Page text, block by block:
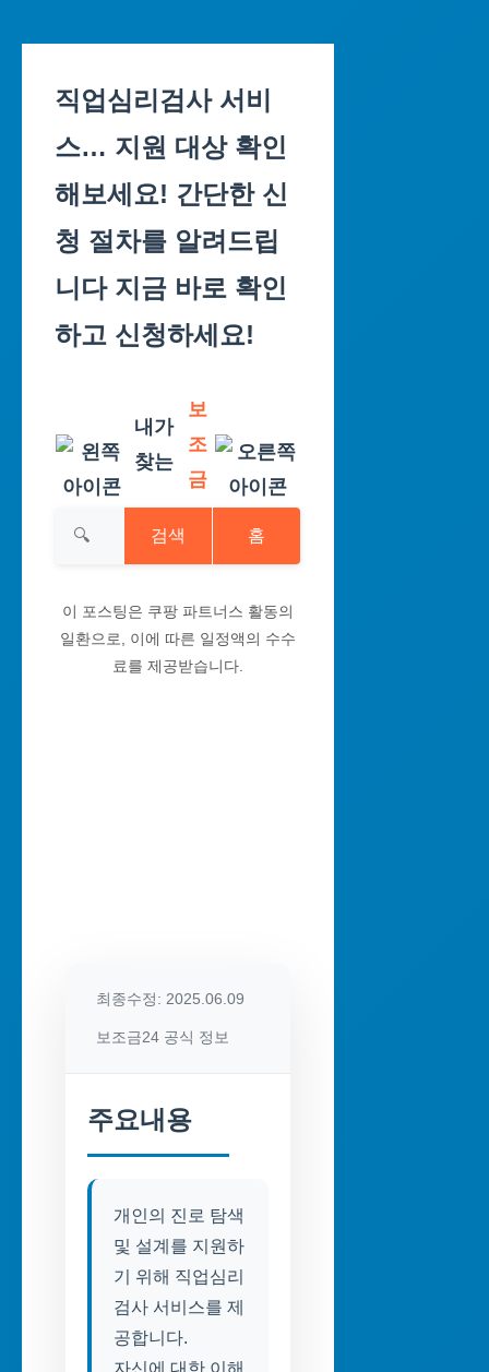
content
직업심리검사 서비
스… 지원 대상 확인
해보세요! 간단한 신
청 절차를 알려드립
니다 지금 바로 확인
하고 신청하세요!
내가
찾는
보
조
금
검색 홈
이 포스팅은 쿠팡 파트너스 활동의
일환으로, 이에 따른 일정액의 수수
료를 제공받습니다.
최종수정: 2025.06.09
보조금24 공식 정보
주요내용
개인의 진로 탐색
및 설계를 지원하
기 위해 직업심리
검사 서비스를 제
공합니다.
자신에 대한 이해